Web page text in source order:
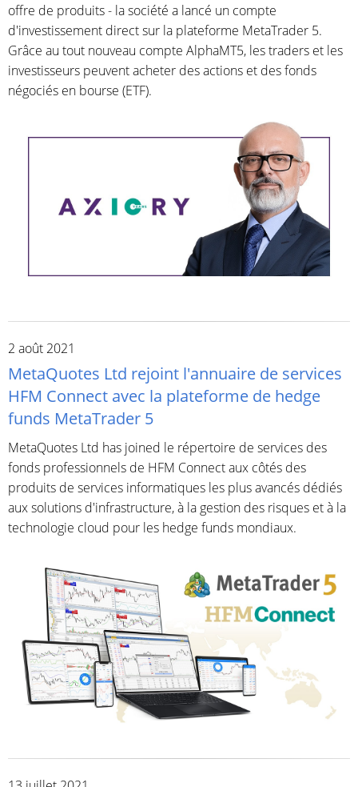
offre de produits - la société a lancé un compte
d'investissement direct sur la plateforme MetaTrader 5.
Grâce au tout nouveau compte AlphaMT5, les traders et les
investisseurs peuvent acheter des actions et des fonds
négociés en bourse (ETF).
2 août 2021
MetaQuotes Ltd rejoint l'annuaire de services
HFM Connect avec la plateforme de hedge
funds MetaTrader 5
MetaQuotes Ltd has joined le répertoire de services des
fonds professionnels de HFM Connect aux côtés des
produits de services informatiques les plus avancés dédiés
aux solutions d'infrastructure, à la gestion des risques et à la
technologie cloud pour les hedge funds mondiaux.